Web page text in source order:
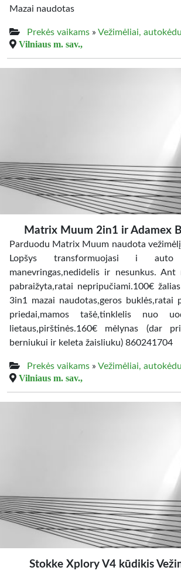
Mazai naudotas
Prekės vaikams » Vežimėliai,
Vilniaus m. sav.,
Matrix Muum 2in1 ir Adamex
Parduodu Matrix Muum naudota
Lopšys transformuojasi i auto
manevringas,nedidelis ir nesunkus.
pabraižyta,ratai nepripučiami.100€
3in1 mazai naudotas,geros buklės,ratai
priedai,mamos tašė,tinklelis nuo
lietaus,pirštinės.160€ mėlynas (dar
berniukui ir keleta žaisliuku) 860241704
Prekės vaikams » Vežimėliai,
Vilniaus m. sav.,
Stokke Xplory V4 kūdikis